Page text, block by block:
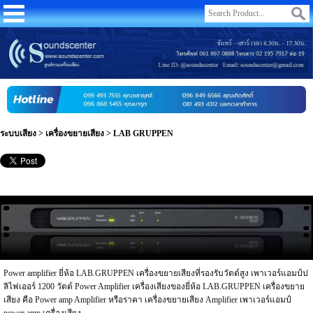
ระบบเสียง > เครื่องขยายเสียง > LAB GRUPPEN
Power amplifier ยี่ห้อ LAB.GRUPPEN เครื่องขยายเสียงที่รองรับวัตต์สูง เพาเวอร์แอมป์ป
ลิไฟเออร์ 1200 วัตต์ Power Amplifier เครื่องเสียงของยี่ห้อ LAB.GRUPPEN เครื่องขยาย
เสียง คือ Power amp Amplifier หรือราคา เครื่องขยายเสียง Amplifier เพาเวอร์แอมป์